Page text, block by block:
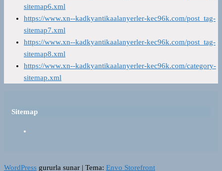
sitemap6.xml
https://www.xn--kadkyantikaalanyerler-kec96k.com/post_tag-
sitemap7.xml
https://www.xn--kadkyantikaalanyerler-kec96k.com/post_tag-
sitemap8.xml
https://www.xn--kadkyantikaalanyerler-kec96k.com/category-
sitemap.xml
Sitemap
WordPress gururla sunar | Tema: Envo Storefront